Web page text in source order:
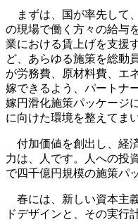
まずは、国が率先して
の現場で働く方々の給与
業における賃上げを支援
ど、あらゆる施策を総動
が労務費、原材料費、エ
嫁できるよう、パートナ
嫁円滑化施策パッケージ
に向けた環境を整えてま
付加価値を創出し、経
力は、人です。人への投
で四千億円規模の施策パ
春には、新しい資本主
ドデザインと、その実行